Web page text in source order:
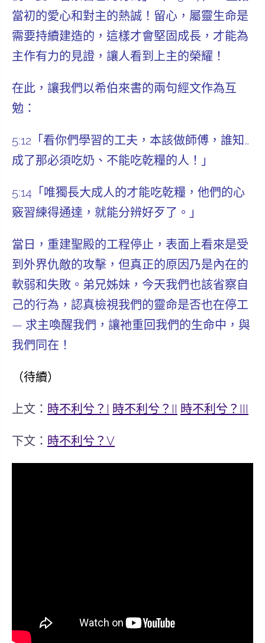
當初的愛心和對主的熱誠！留心，屬靈生命是
需要持續建造的，這樣才會堅固成長，才能為
主作有力的見證，讓人看到上主的榮耀！
在此，讓我們以希伯來書的兩句經文作為互
勉：
5:12「看你們學習的工夫，本該做師傅，誰知…
成了那必須吃奶、不能吃乾糧的人！」
5:14「唯獨長大成人的才能吃乾糧，他們的心
竅習練得通達，就能分辨好歹了。」
當日，重建聖殿的工程停止，表面上看來是受
到外界仇敵的攻擊，但真正的原因乃是內在的
軟弱和失敗。弟兄姊妹，今天我們也該省察自
己的行為，認真檢視我們的靈命是否也在停工
— 求主喚醒我們，讓祂重回我們的生命中，與
我們同在！
（待續）
上文： 時不利兮？I 時不利兮？II 時不利兮？III
下文： 時不利兮？V